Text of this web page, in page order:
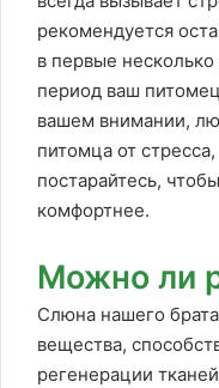
рекомендуется
в первые
период ваш
вашем внимании,
питомца от
постарайтесь,
комфортнее.
Можно ли
Слюна нашего
вещества,
регенерации